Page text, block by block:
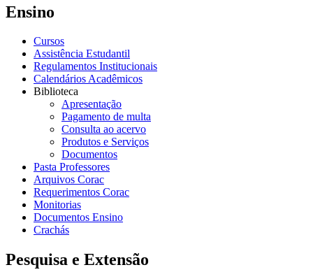
Ensino
Cursos
Assistência Estudantil
Regulamentos Institucionais
Calendários Acadêmicos
Biblioteca
Apresentação
Pagamento de multa
Consulta ao acervo
Produtos e Serviços
Documentos
Pasta Professores
Arquivos Corac
Requerimentos Corac
Monitorias
Documentos Ensino
Crachás
Pesquisa e Extensão